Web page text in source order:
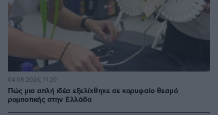
Πώς μια απλή ιδέα εξελίχθηκε σε κορυφαίο θεσμό
ρομποτικής στην Ελλάδα
04.08.2026, 11:20